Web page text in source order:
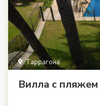
Таррагона
Вилла с